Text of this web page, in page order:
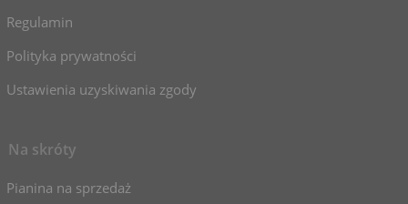
Regulamin
Polityka prywatności
Ustawienia uzyskiwania zgody
Na skróty
Pianina na sprzedaż